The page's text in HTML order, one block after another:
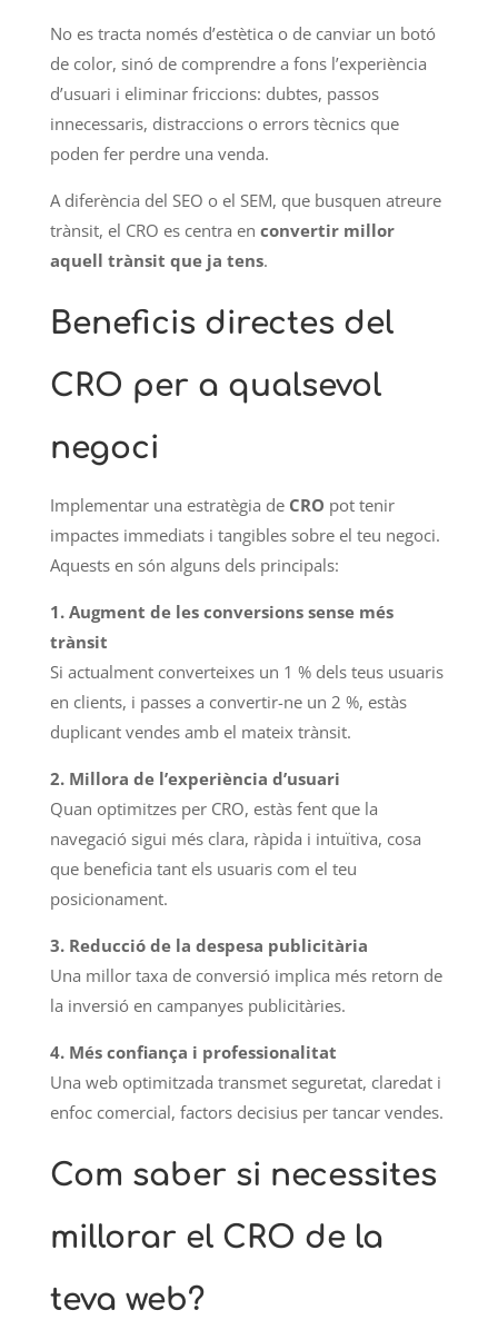
No es tracta només d’estètica o de canviar un botó
de color, sinó de comprendre a fons l’experiència
d’usuari i eliminar friccions: dubtes, passos
innecessaris, distraccions o errors tècnics que
poden fer perdre una venda.
A diferència del SEO o el SEM, que busquen atreure
trànsit, el CRO es centra en convertir millor
aquell trànsit que ja tens.
Beneficis directes del
CRO per a qualsevol
negoci
Implementar una estratègia de CRO pot tenir
impactes immediats i tangibles sobre el teu negoci.
Aquests en són alguns dels principals:
1. Augment de les conversions sense més
trànsit
Si actualment converteixes un 1 % dels teus usuaris
en clients, i passes a convertir-ne un 2 %, estàs
duplicant vendes amb el mateix trànsit.
2. Millora de l’experiència d’usuari
Quan optimitzes per CRO, estàs fent que la
navegació sigui més clara, ràpida i intuïtiva, cosa
que beneficia tant els usuaris com el teu
posicionament.
3. Reducció de la despesa publicitària
Una millor taxa de conversió implica més retorn de
la inversió en campanyes publicitàries.
4. Més confiança i professionalitat
Una web optimitzada transmet seguretat, claredat i
enfoc comercial, factors decisius per tancar vendes.
Com saber si necessites
millorar el CRO de la
teva web?